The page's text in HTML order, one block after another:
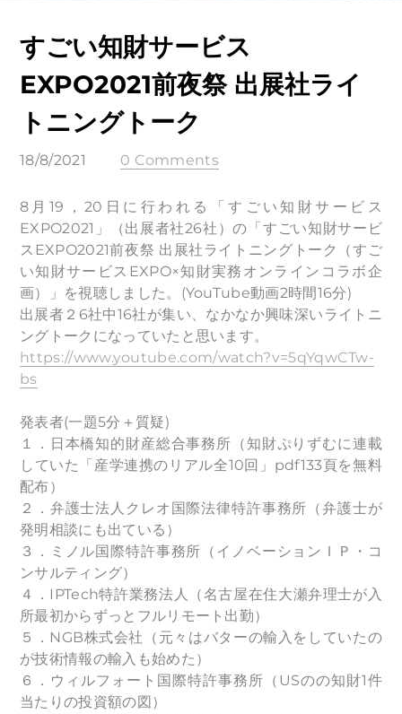
すごい知財サービス
EXPO2021前夜祭 出展社ライ
トニングトーク
18/8/2021 0 Comments
8月19，20日に行われる「すごい知財サービス
EXPO2021」（出展者社26社）の「すごい知財サービ
スEXPO2021前夜祭 出展社ライトニングトーク（すご
い知財サービスEXPO×知財実務オンラインコラボ企
画）」を視聴しました。(YouTube動画2時間16分)
出展者２6社中16社が集い、なかなか興味深いライトニ
ングトークになっていたと思います。
https://www.youtube.com/watch?v=5qYqwCTw-
bs
発表者(一題5分＋質疑)
１．日本橋知的財産総合事務所（知財ぷりずむに連載
していた「産学連携のリアル全10回」pdf133頁を無料
配布）
２．弁護士法人クレオ国際法律特許事務所（弁護士が
発明相談にも出ている）
３．ミノル国際特許事務所（イノベーションＩＰ・コ
ンサルティング）
４．IPTech特許業務法人（名古屋在住大瀬弁理士が入
所最初からずっとフルリモート出勤）
５．NGB株式会社（元々はバターの輸入をしていたの
が技術情報の輸入も始めた）
６．ウィルフォート国際特許事務所（USのの知財1件
当たりの投資額の図）